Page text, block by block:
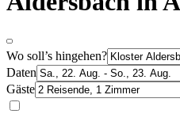
Wo soll’s hingehen?
Daten
Gäste